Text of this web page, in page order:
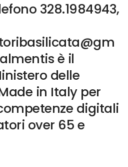
328.1984943,
è il
delle
in Italy per
digitali
over 65 e